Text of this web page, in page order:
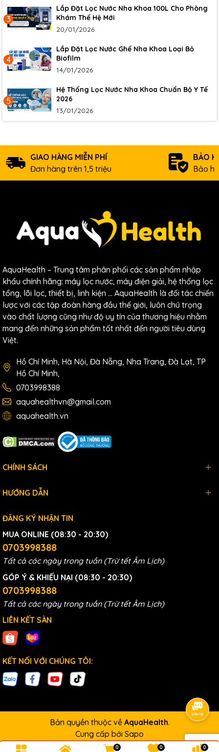
3
Lắp Đặt Lọc Nước Nha Khoa 100L Cho Phòng
Khám Thế Hệ Mới
20/01/2026
4
Lắp Đặt Lọc Nước Ghế Nha Khoa Loại Bỏ
Biofilm
14/01/2026
5
Hệ Thống Lọc Nước Nha Khoa Chuẩn Bộ Y Tế
2026
13/01/2026
GIAO HÀNG MIỄN PHÍ
Đơn hàng trên 1,5 triệu
BẢO
Bảo
AquaHealth – Trung tâm phân phối các sản phẩm nhập
khẩu chính hãng: máy lọc nước, máy điện giải, hệ thống lọc
tổng, lõi lọc, thiết bị, linh kiện … AquaHealth là đối tác chiến
lược với các tập đoàn hàng đầu thế giới, luôn chú trọng
vào chất lượng cũng như độ uy tín của thương hiệu nhằm
mang đến những sản phẩm tốt nhất đến người tiêu dùng
Việt.
Hồ Chí Minh, Hà Nội, Đà Nẵng, Nha Trang, Đà Lạt, TP
Hồ Chí Minh,
0703998388
aquahealthvn@gmail.com
aquahealth.vn
CHÍNH SÁCH
HƯỚNG DẪN
ĐĂNG KÝ NHẬN TIN
MUA ONLINE (08:30 - 20:30)
0703998388
Tất cả các ngày trong tuần (Trừ tết Âm Lịch)
GÓP Ý & KHIẾU NẠI (08:30 - 20:30)
0703998388
Tất cả các ngày trong tuần (Trừ tết Âm Lịch)
LIÊN KẾT SÀN
KẾT NỐI VỚI CHÚNG TÔI:
Bản quyền thuộc về AquaHealth.
Cung cấp bởi Sapo
0 0 0